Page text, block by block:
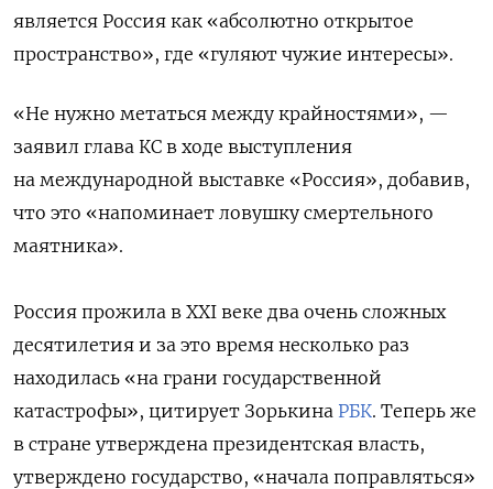
является Россия как «абсолютно открытое
пространство», где «гуляют чужие интересы».
«Не нужно метаться между крайностями», —
заявил глава КС в ходе выступления
на международной выставке «Россия», добавив,
что это «напоминает ловушку смертельного
маятника».
Россия прожила в XXI веке два очень сложных
десятилетия и за это время несколько раз
находилась «на грани государственной
катастрофы», цитирует Зорькина РБК. Теперь же
в стране утверждена президентская власть,
утверждено государство, «начала поправляться»